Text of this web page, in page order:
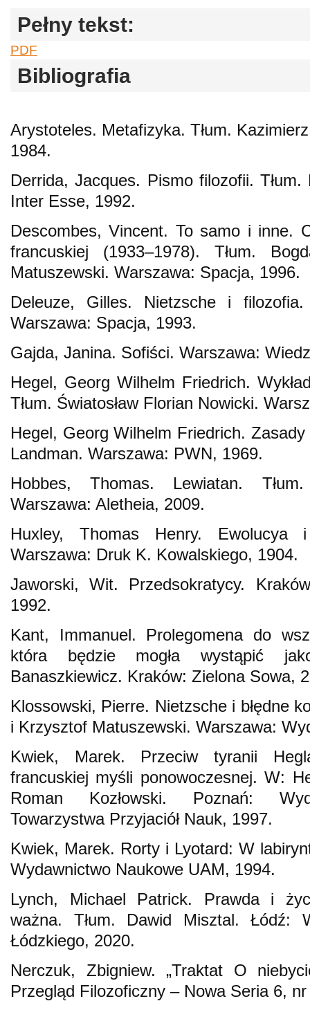
Pełny tekst:
PDF
Bibliografia
Arystoteles. Metafizyka. Tłum.
1984.
Derrida, Jacques. Pismo filozofii.
Inter Esse, 1992.
Descombes, Vincent. To samo i inne.
francuskiej (1933–1978). Tłum.
Matuszewski. Warszawa: Spacja, 1996.
Deleuze, Gilles. Nietzsche i filozofia.
Warszawa: Spacja, 1993.
Gajda, Janina. Sofiści. Warszawa:
Hegel, Georg Wilhelm Friedrich.
Tłum. Światosław Florian Nowicki.
Hegel, Georg Wilhelm Friedrich.
Landman. Warszawa: PWN, 1969.
Hobbes, Thomas. Lewiatan. Tłum.
Warszawa: Aletheia, 2009.
Huxley, Thomas Henry. Ewolucya
Warszawa: Druk K. Kowalskiego, 1904.
Jaworski, Wit. Przedsokratycy.
1992.
Kant, Immanuel. Prolegomena do
która będzie mogła wystąpić
Banaszkiewicz. Kraków: Zielona Sowa,
Klossowski, Pierre. Nietzsche i błędne
i Krzysztof Matuszewski. Warszawa:
Kwiek, Marek. Przeciw tyranii
francuskiej myśli ponowoczesnej. W:
Roman Kozłowski. Poznań:
Towarzystwa Przyjaciół Nauk, 1997.
Kwiek, Marek. Rorty i Lyotard: W
Wydawnictwo Naukowe UAM, 1994.
Lynch, Michael Patrick. Prawda i
ważna. Tłum. Dawid Misztal. Łódź:
Łódzkiego, 2020.
Nerczuk, Zbigniew. „Traktat O
Przegląd Filozoficzny – Nowa Seria 6,